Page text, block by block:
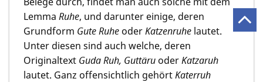
Lemma Ruhe, und darunter einige, deren
Grundform Gute Ruhe oderKatzenruhe lautet.
Unter diesen sind auch welche, deren
Originaltext Guda Ruh, Guttäru oderKatzaruh
lautet. Ganz offensichtlich gehörtKaterruh